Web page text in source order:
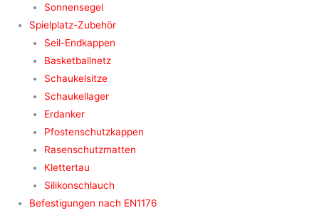
Sonnensegel
Spielplatz-Zubehör
Seil-Endkappen
Basketballnetz
Schaukelsitze
Schaukellager
Erdanker
Pfostenschutzkappen
Rasenschutzmatten
Klettertau
Silikonschlauch
Befestigungen nach EN1176